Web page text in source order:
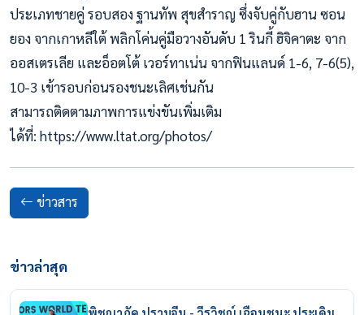
ประเภทชายคู่ รอบสอง ฐานทัพ สุขสำราญ ซึ่งจับคู่กับฮาน ซอน
ยอง จากเกาหลีใต้ พลิกโค่นคู่มือวางอันดับ 1 รินกี้ ฮิจิคาตะ จาก
ออสเตรเลีย และอ็อตโต้ เวอร์ทาเน่น จากฟินแลนด์ 1-6, 7-6(5),
10-3 เข้ารอบก่อนรองชนะเลิศเช่นกัน
สามารถติดตามภาพการแข่งขันเพิ่มเติม
ได้ที่: https://www.ltat.org/photos/
ข่าวสาร
ข่าวล่าสุด